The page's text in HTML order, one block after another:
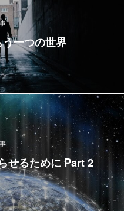
一つの世界
せるために Part 2